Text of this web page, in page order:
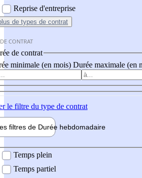
Reprise d'entreprise
de types de contrat
CONTRAT
de contrat
minimale (en mois) Durée maximale (en
le filtre du type de contrat
filtres de Durée hebdomadaire
Temps plein
Temps partiel